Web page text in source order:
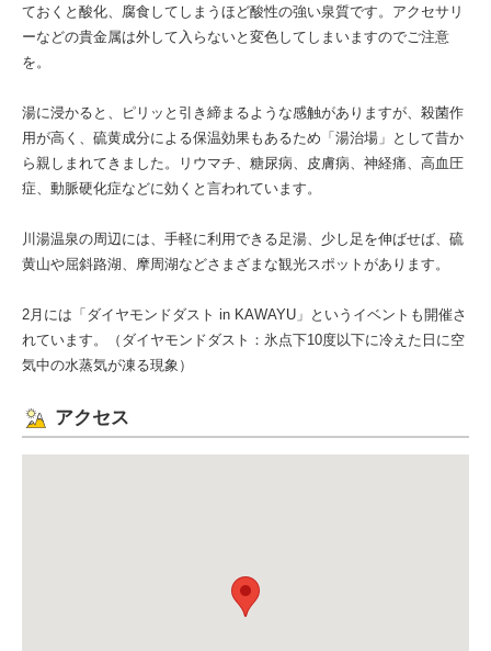
ておくと酸化、腐食してしまうほど酸性の強い泉質です。アクセサリ
ーなどの貴金属は外して入らないと変色してしまいますのでご注意
を。
湯に浸かると、ピリッと引き締まるような感触がありますが、殺菌作
用が高く、硫黄成分による保温効果もあるため「湯治場」として昔か
ら親しまれてきました。リウマチ、糖尿病、皮膚病、神経痛、高血圧
症、動脈硬化症などに効くと言われています。
川湯温泉の周辺には、手軽に利用できる足湯、少し足を伸ばせば、硫
黄山や屈斜路湖、摩周湖などさまざまな観光スポットがあります。
2月には「ダイヤモンドダスト in KAWAYU」というイベントも開催さ
れています。（ダイヤモンドダスト：氷点下10度以下に冷えた日に空
気中の水蒸気が凍る現象）
アクセス